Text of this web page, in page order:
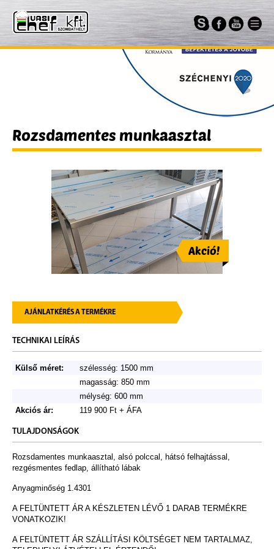
Rozsdamentes munkaasztal
Akció!
AJÁNLATKÉRÉS A TERMÉKRE
TECHNIKAI LEÍRÁS
Külső méret:
szélesség: 1500 mm
magasság: 850 mm
mélység: 600 mm
Akciós ár:
119 900 Ft + ÁFA
TULAJDONSÁGOK
Rozsdamentes munkaasztal, alsó polccal, hátsó felhajtással,
rezgésmentes fedlap, állítható lábak
Anyagminőség 1.4301
A FELTÜNTETT ÁR A KÉSZLETEN LÉVŐ 1 DARAB TERMÉKRE
VONATKOZIK!
A FELTÜNTETT ÁR SZÁLLÍTÁSI KÖLTSÉGET NEM TARTALMAZ,